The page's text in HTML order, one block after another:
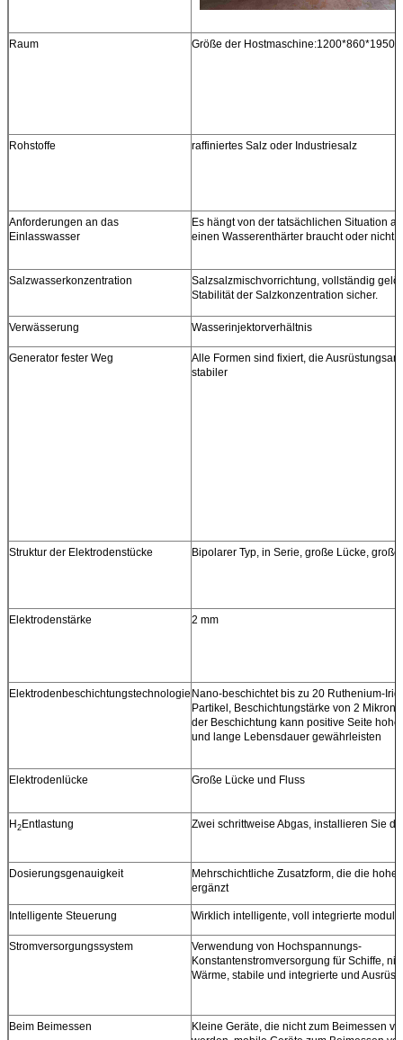
Raum Größe der Hostmaschine:1200*860*1950
Rohstoffe raffiniertes Salz oder Industriesalz
Anforderungen an das
Einlasswasser
Es hängt von der tatsächlichen Situation
einen Wasserenthärter braucht oder nicht.
Salzwasserkonzentration
Salzsalzmischvorrichtung, vollständig
Stabilität der Salzkonzentration sicher.
Verwässerung Wasserinjektorverhältnis
Generator fester Weg
Alle Formen sind fixiert, die
stabiler
Struktur der Elektrodenstücke Bipolarer Typ, in Serie, große Lücke,
Elektrodenstärke 2 mm
Elektrodenbeschichtungstechnologie Nano-beschichtet bis zu 20 Ruthenium-
Partikel, Beschichtungstärke von 2
der Beschichtung kann positive Seite
und lange Lebensdauer gewährleisten
Elektrodenlücke Große Lücke und Fluss
H 2 Entlastung Zwei schrittweise Abgas, installieren Sie
Dosierungsgenauigkeit
Mehrschichtliche Zusatzform, die die hohe
ergänzt
Intelligente Steuerung Wirklich intelligente, voll integrierte
Stromversorgungssystem
Verwendung von Hochspannungs-
Konstantenstromversorgung für Schiffe,
Wärme, stabile und integrierte und
Beim Beimessen
Kleine Geräte, die nicht zum Beimessen